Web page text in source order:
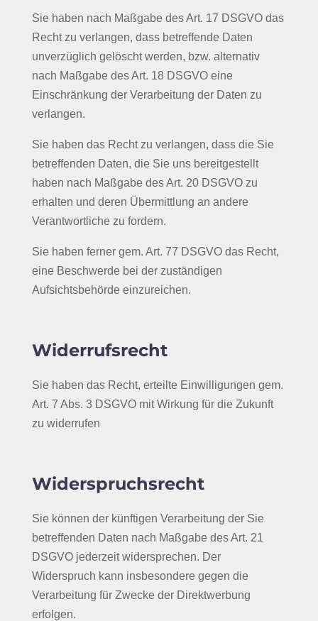
Sie haben nach Maßgabe des Art. 17 DSGVO das
Recht zu verlangen, dass betreffende Daten
unverzüglich gelöscht werden, bzw. alternativ
nach Maßgabe des Art. 18 DSGVO eine
Einschränkung der Verarbeitung der Daten zu
verlangen.
Sie haben das Recht zu verlangen, dass die Sie
betreffenden Daten, die Sie uns bereitgestellt
haben nach Maßgabe des Art. 20 DSGVO zu
erhalten und deren Übermittlung an andere
Verantwortliche zu fordern.
Sie haben ferner gem. Art. 77 DSGVO das Recht,
eine Beschwerde bei der zuständigen
Aufsichtsbehörde einzureichen.
Widerrufsrecht
Sie haben das Recht, erteilte Einwilligungen gem.
Art. 7 Abs. 3 DSGVO mit Wirkung für die Zukunft
zu widerrufen
Widerspruchsrecht
Sie können der künftigen Verarbeitung der Sie
betreffenden Daten nach Maßgabe des Art. 21
DSGVO jederzeit widersprechen. Der
Widerspruch kann insbesondere gegen die
Verarbeitung für Zwecke der Direktwerbung
erfolgen.